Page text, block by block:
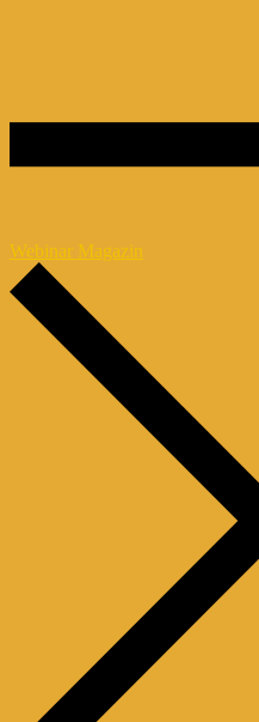
Webinar Magazin